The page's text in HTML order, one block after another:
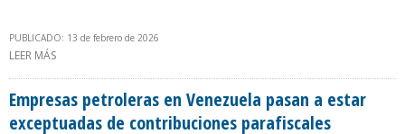
PUBLICADO: 13 de febrero de 2026
LEER MÁS
CADA PROYECTO
Empresas petroleras en Venezuela pasan a estar
exceptuadas de contribuciones parafiscales